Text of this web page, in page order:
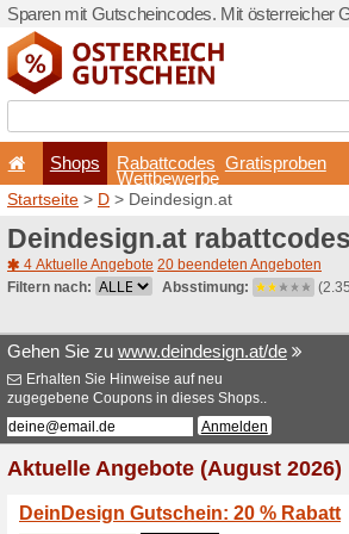
Sparen mit
Shops
Startseite>D>